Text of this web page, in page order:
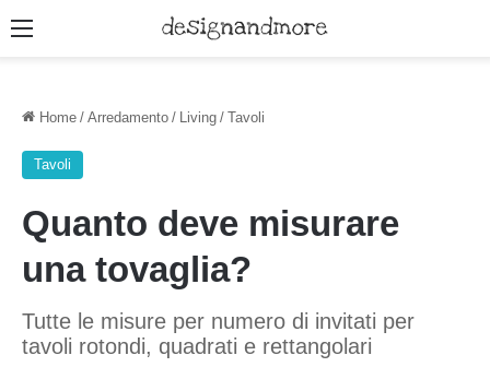
Menu
Home / Arredamento / Living / Tavoli
Tavoli
Quanto deve misurare
una tovaglia?
Tutte le misure per numero di invitati per
tavoli rotondi, quadrati e rettangolari